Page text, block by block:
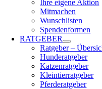
Ihre eigene Aktion
Mitmachen
Wunschlisten
Spendenformen
RATGEBER
Ratgeber –
Hunderatgeber
Katzenratgeber
Kleintierratgeber
Pferderatgeber